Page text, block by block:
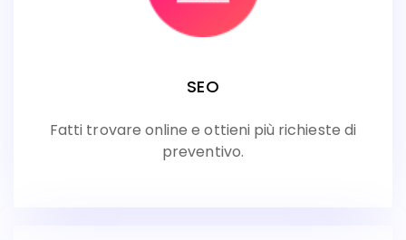
SEO
Fatti trovare online e ottieni più richieste di
preventivo.